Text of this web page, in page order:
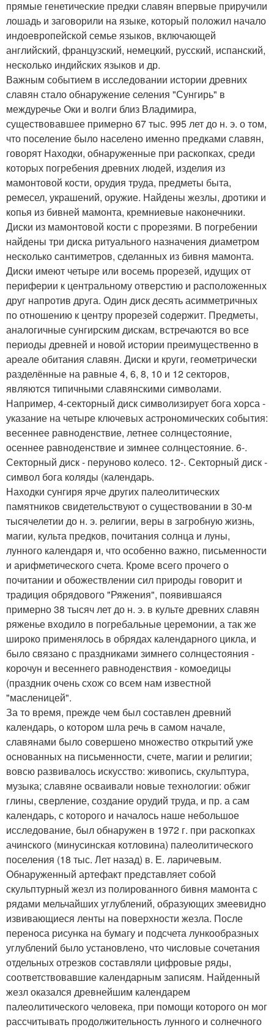
прямые генетические предки славян впервые приручили
лошадь и заговорили на языке, который положил начало
индоевропейской семье языков, включающей
английский, французский, немецкий, русский, испанский,
несколько индийских языков и др.
Важным событием в исследовании истории древних
славян стало обнаружение селения "Сунгирь" в
междуречье Оки и волги близ Владимира,
существовавшее примерно 67 тыс. 995 лет до н. э. о том,
что поселение было населено именно предками славян,
говорят Находки, обнаруженные при раскопках, среди
которых погребения древних людей, изделия из
мамонтовой кости, орудия труда, предметы быта,
ремесел, украшений, оружие. Найдены жезлы, дротики и
копья из бивней мамонта, кремниевые наконечники.
Диски из мамонтовой кости с прорезями. В погребении
найдены три диска ритуального назначения диаметром
несколько сантиметров, сделанных из бивня мамонта.
Диски имеют четыре или восемь прорезей, идущих от
периферии к центральному отверстию и расположенных
друг напротив друга. Один диск десять асимметричных
по отношению к центру прорезей содержит. Предметы,
аналогичные сунгирским дискам, встречаются во все
периоды древней и новой истории преимущественно в
ареале обитания славян. Диски и круги, геометрически
разделённые на равные 4, 6, 8, 10 и 12 секторов,
являются типичными славянскими символами.
Например, 4-секторный диск символизирует бога хорса -
указание на четыре ключевых астрономических события:
весеннее равноденствие, летнее солнцестояние,
осеннее равноденствие и зимнее солнцестояние. 6-.
Секторный диск - перуново колесо. 12-. Секторный диск -
символ бога коляды (календарь.
Находки сунгиря ярче других палеолитических
памятников свидетельствуют о существовании в 30-м
тысячелетии до н. э. религии, веры в загробную жизнь,
магии, культа предков, почитания солнца и луны,
лунного календаря и, что особенно важно, письменности
и арифметического счета. Кроме всего прочего о
почитании и обожествлении сил природы говорит и
традиция обрядового "Ряжения", появившаяся
примерно 38 тысяч лет до н. э. в культе древних славян
ряженье входило в погребальные церемонии, а так же
широко применялось в обрядах календарного цикла, и
было связано с праздниками зимнего солнцестояния -
корочун и весеннего равноденствия - комоедицы
(праздник очень схож со всем нам известной
"масленицей".
За то время, прежде чем был составлен древний
календарь, о котором шла речь в самом начале,
славянами было совершено множество открытий уже
основанных на письменности, счете, магии и религии;
вовсю развивалось искусство: живопись, скульптура,
музыка; славяне осваивали новые технологии: обжиг
глины, сверление, создание орудий труда, и пр. а сам
календарь, с которого и началось наше небольшое
исследование, был обнаружен в 1972 г. при раскопках
ачинского (минусинская котловина) палеолитического
поселения (18 тыс. Лет назад) в. Е. ларичевым.
Обнаруженный артефакт представляет собой
скульптурный жезл из полированного бивня мамонта с
рядами мельчайших углублений, образующих змеевидно
извивающиеся ленты на поверхности жезла. После
переноса рисунка на бумагу и подсчета лункообразных
углублений было установлено, что числовые сочетания
отдельных отрезков составляли цифровые ряды,
соответствовавшие календарным записям. Найденный
жезл оказался древнейшим календарем
палеолитического человека, при помощи которого он мог
рассчитывать продолжительность лунного и солнечного